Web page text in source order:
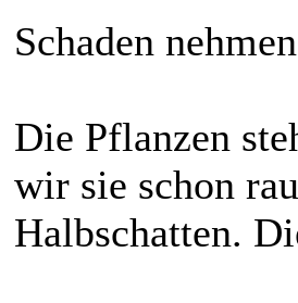
Schaden nehmen
Die Pflanzen
wir sie schon
Halbschatten.